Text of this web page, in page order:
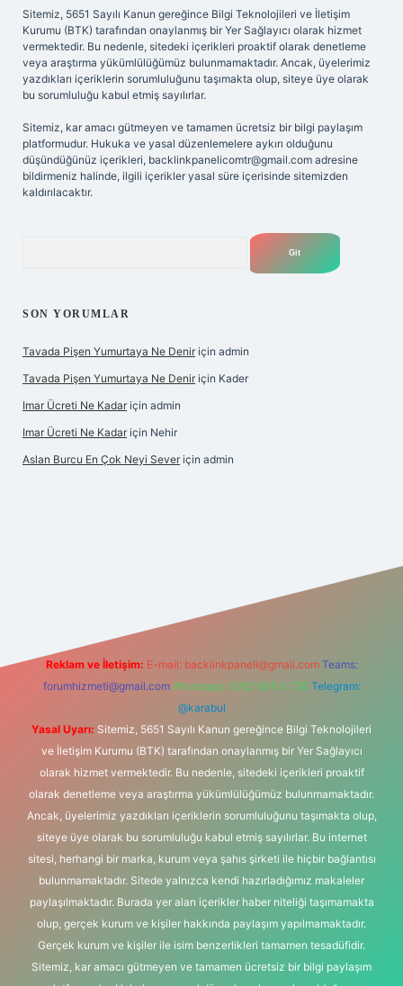
Sitemiz, 5651 Sayılı Kanun gereğince Bilgi Teknolojileri ve İletişim
Kurumu (BTK) tarafından onaylanmış bir Yer Sağlayıcı olarak hizmet
vermektedir. Bu nedenle, sitedeki içerikleri proaktif olarak denetleme
veya araştırma yükümlülüğümüz bulunmamaktadır. Ancak, üyelerimiz
yazdıkları içeriklerin sorumluluğunu taşımakta olup, siteye üye olarak
bu sorumluluğu kabul etmiş sayılırlar.
Sitemiz, kar amacı gütmeyen ve tamamen ücretsiz bir bilgi paylaşım
platformudur. Hukuka ve yasal düzenlemelere aykırı olduğunu
düşündüğünüz içerikleri, backlinkpanelicomtr@gmail.com adresine
bildirmeniz halinde, ilgili içerikler yasal süre içerisinde sitemizden
kaldırılacaktır.
SON YORUMLAR
Tavada Pişen Yumurtaya Ne Denir için admin
Tavada Pişen Yumurtaya Ne Denir için Kader
Imar Ücreti Ne Kadar için admin
Imar Ücreti Ne Kadar için Nehir
Aslan Burcu En Çok Neyi Sever için admin
elexbetgiris.org
Reklam ve İletişim: E-mail: backlinkpaneli@gmail.com Teams:
forumhizmeti@gmail.com Whatsapp: 0262 606 0 726 Telegram:
@karabul
Yasal Uyarı: Sitemiz, 5651 Sayılı Kanun gereğince Bilgi Teknolojileri
ve İletişim Kurumu (BTK) tarafından onaylanmış bir Yer Sağlayıcı
olarak hizmet vermektedir. Bu nedenle, sitedeki içerikleri proaktif
olarak denetleme veya araştırma yükümlülüğümüz bulunmamaktadır.
Ancak, üyelerimiz yazdıkları içeriklerin sorumluluğunu taşımakta olup,
siteye üye olarak bu sorumluluğu kabul etmiş sayılırlar. Bu internet
sitesi, herhangi bir marka, kurum veya şahıs şirketi ile hiçbir bağlantısı
bulunmamaktadır. Sitede yalnızca kendi hazırladığımız makaleler
paylaşılmaktadır. Burada yer alan içerikler haber niteliği taşımamakta
olup, gerçek kurum ve kişiler hakkında paylaşım yapılmamaktadır.
Gerçek kurum ve kişiler ile isim benzerlikleri tamamen tesadüfidir.
Sitemiz, kar amacı gütmeyen ve tamamen ücretsiz bir bilgi paylaşım